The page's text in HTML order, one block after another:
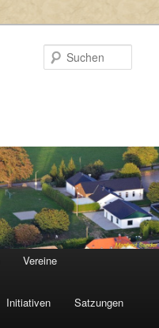
Vereine
Initiativen Satzungen